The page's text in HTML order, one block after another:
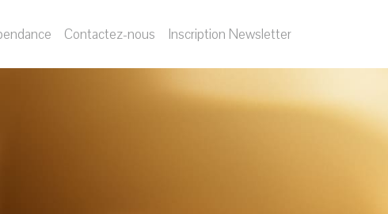
Contactez-nous Inscription Newsletter